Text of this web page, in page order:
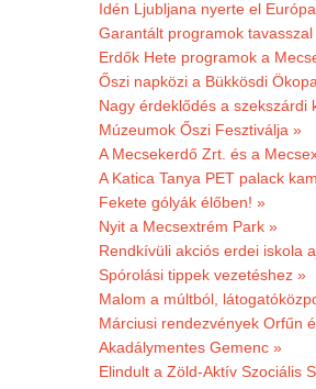
Idén Ljubljana nyerte el
Garantált programok tavasszal
Erdők Hete programok a
Őszi napközi a Bükkösdi
Nagy érdeklődés a szekszárdi
Múzeumok Őszi Fesztiválja »
A Mecsekerdő Zrt. és a
A Katica Tanya PET palack
Fekete gólyák élőben! »
Nyit a Mecsextrém Park »
Rendkívüli akciós erdei iskola
Spórolási tippek vezetéshez »
Malom a múltból,
Márciusi rendezvények Orfűn
Akadálymentes Gemenc »
Elindult a Zöld-Aktív Szociális